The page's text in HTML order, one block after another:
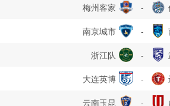
梅州客家 -
南京城市 -
浙江队 -
大连英博 -
云南玉昆 -